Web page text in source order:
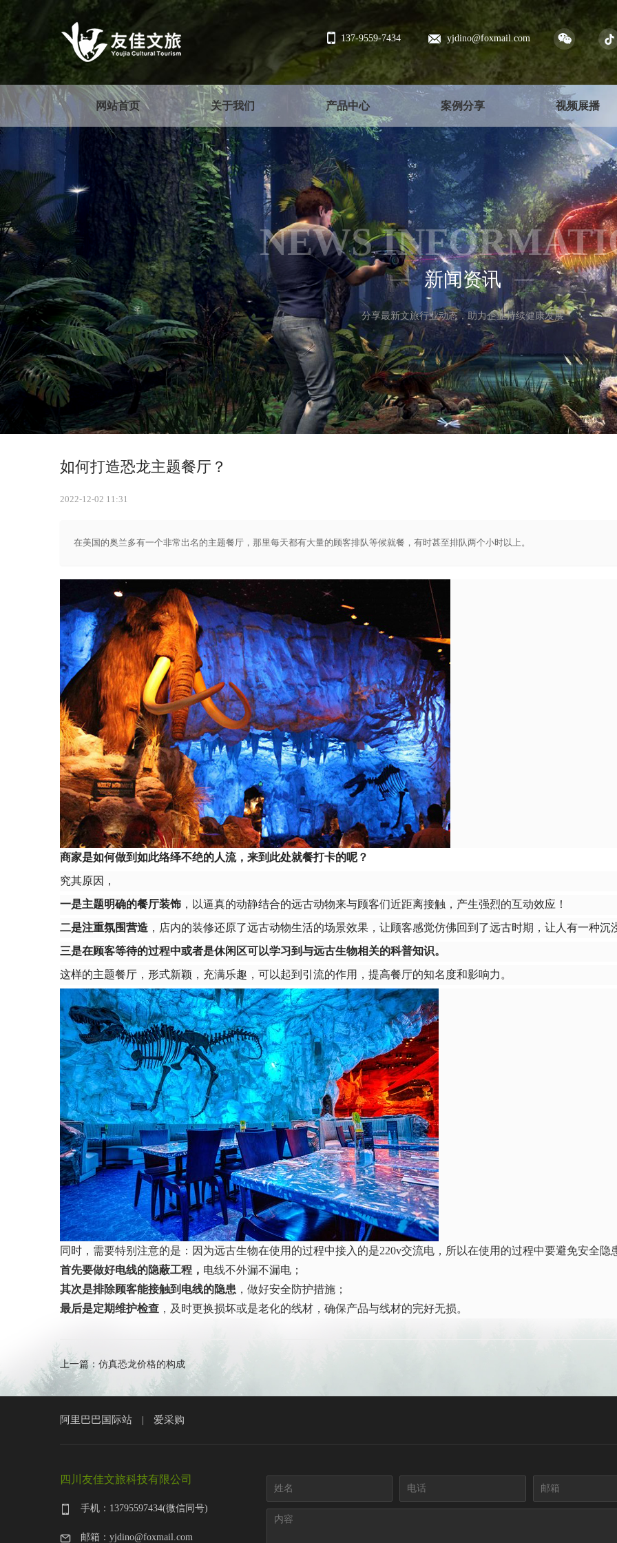
137-9559-7434 yjdino@foxmail.com
网站首页 关于我们 产品中心 案例分享 视频展播
NEWS
—— 新闻资讯 ——
分享最新文旅行业动态，助力企业持续健康发展
如何打造恐龙主题餐厅？
2022-12-02 11:31
在美国的奥兰多有一个非常出名的主题餐厅，那里每天都有大量的顾客排队等候就餐，有时甚至排队两个小时以上。
商家是如何做到如此络绎不绝的人流，来到此处就餐打卡的呢？
究其原因，
一是主题明确的餐厅装饰 ，以逼真的动静结合的远古动物来与顾客们近距离接触，产生强烈的互动效应！
二是注重氛围营造 ，店内的装修还原了远古动物生活的场景效果，让顾客感觉仿佛回到了远古时期，让人有一种沉
三是在顾客等待的过程中或者是休闲区可以学习到与远古生物相关的科普知识。
这样的主题餐厅，形式新颖，充满乐趣，可以起到引流的作用，提高餐厅的知名度和影响力。
同时，需要特别注意的是：因为远古生物在使用的过程中接入的是220v交流电，所以在使用的过程中要避免安全隐
首先要做好电线的隐蔽工程， 电线不外漏不漏电；
其次是排除顾客能接触到电线的隐患 ，做好安全防护措施；
最后是定期维护检查 ，及时更换损坏或是老化的线材，确保产品与线材的完好无损。
上一篇： 仿真恐龙价格的构成
阿里巴巴国际站 爱采购
四川友佳文旅科技有限公司
手机：13795597434(微信同号)
邮箱：yjdino@foxmail.com